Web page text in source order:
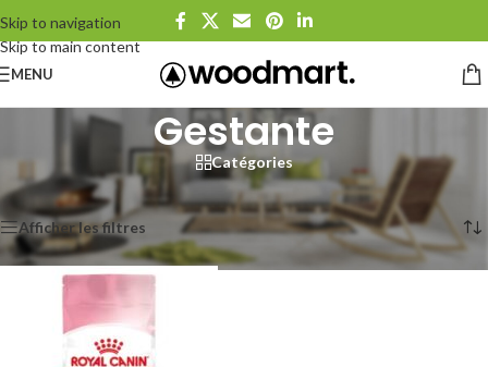
Skip to navigation
Skip to main content
MENU
Gestante
Catégories
Accueil/Produits identifiés “Gestante” Voici le seul résultat
Afficher les filtres